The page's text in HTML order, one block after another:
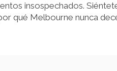
insospechados.
qué Melbourne nunca